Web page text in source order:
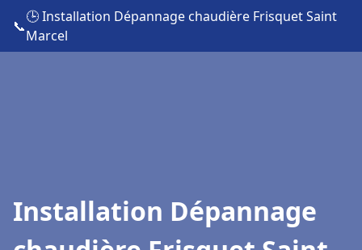
📞
🕒 Installation Dépannage chaudière Frisquet Saint
Marcel
Installation Dépannage